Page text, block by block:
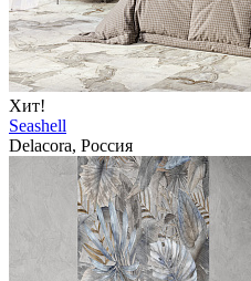
Хит!
Seashell
Delacora, Россия